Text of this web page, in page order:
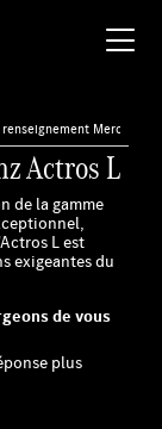
renseignement Mercedes-
Actros L
de la gamme
L est
exigeantes du
de vous
plus